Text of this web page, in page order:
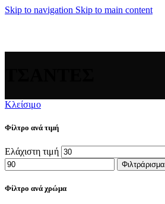
Skip to navigation Skip to main content
Κλείσιμο
Φίλτρο ανά τιμή
Ελάχιστη τιμή
Φιλτράρισμα
Φίλτρο ανά χρώμα